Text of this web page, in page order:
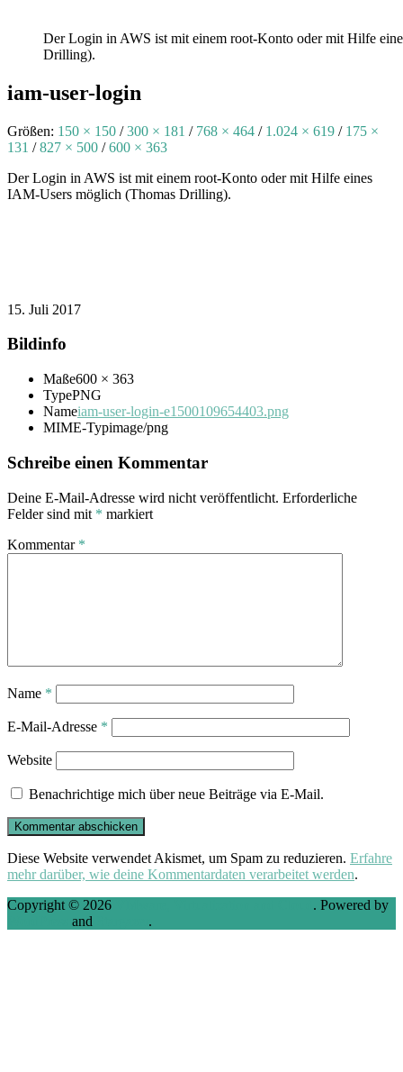
Der Login in AWS ist mit einem root-Konto oder mit Hilfe
Drilling).
iam-user-login
Größen: 150 × 150 / 300 × 181 / 768 × 464 / 1.024 × 619 / 175 ×
131 / 827 × 500 / 600 × 363
Der Login in AWS ist mit einem root-Konto oder mit Hilfe eines
IAM-Users möglich (Thomas Drilling).
15. Juli 2017
Bildinfo
Maße600 × 363
TypePNG
Nameiam-user-login-e1500109654403.png
MIME-Typimage/png
Schreibe einen Kommentar
Deine E-Mail-Adresse wird nicht veröffentlicht. Erforderliche
Felder sind mit * markiert
Kommentar *
Name *
E-Mail-Adresse *
Website
Benachrichtige mich über neue Beiträge via E-Mail.
Diese Website verwendet Akismet, um Spam zu reduzieren. Erfahre
mehr darüber, wie deine Kommentardaten verarbeitet werden.
Copyright © 2026
. Powered by
and .